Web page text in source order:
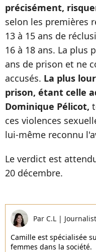
précisément,
selon les premières
13 à 15 ans de
16 à 18 ans. La plus
ans de prison et ne
accusés. La plus
prison, étant celle
Dominique Pélicot,
ces violences
lui-même reconnu
Le verdict est
20 décembre.
Par C.L |
Camille est spécialisée
femmes dans la société.